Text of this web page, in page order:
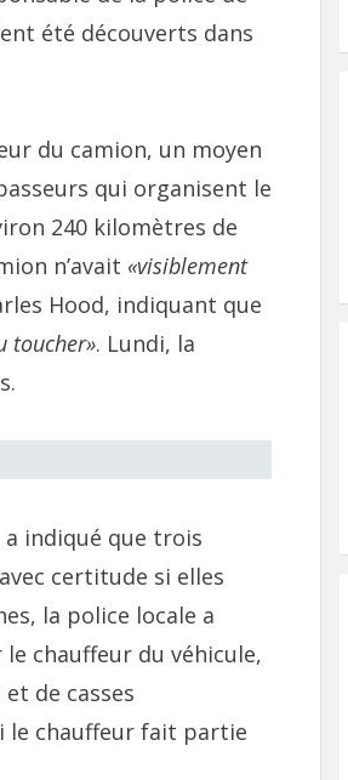
été découverts dans
du camion, un moyen
qui organisent le
240 kilomètres de
n’avait «visiblement
Hood, indiquant que
toucher». Lundi, la
a indiqué que trois
certitude si elles
la police locale a
chauffeur du véhicule,
de casses
le chauffeur fait partie